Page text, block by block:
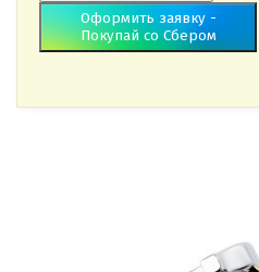
Оформить заявку -
Покупай со Сбером